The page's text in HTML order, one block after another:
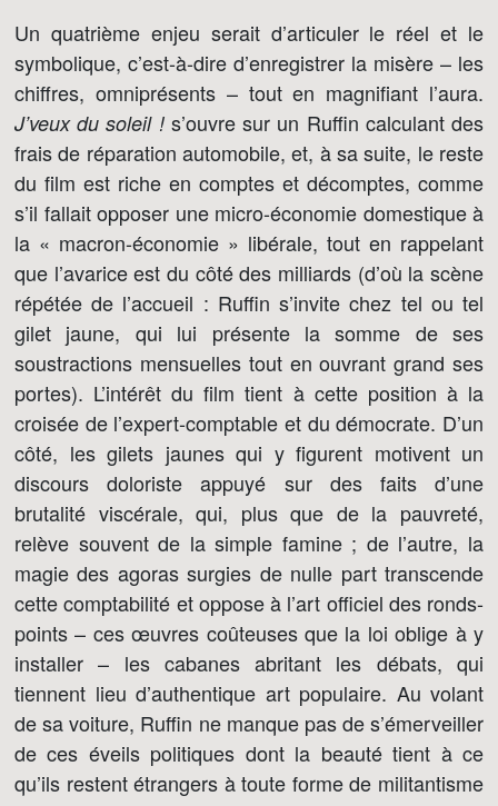
Un quatrième enjeu serait d’articuler le réel et le
symbolique, c’est-à-dire d’enregistrer la misère – les
chiffres, omniprésents – tout en magnifiant l’aura.
J’veux du soleil !s’ouvre sur un Ruffin calculant des
frais de réparation automobile, et, à sa suite, le reste
du film est riche en comptes et décomptes, comme
s’il fallait opposer une micro-économie domestique à
la « macron-économie » libérale, tout en rappelant
que l’avarice est du côté des milliards (d’où la scène
répétée de l’accueil : Ruffin s’invite chez tel ou tel
gilet jaune, qui lui présente la somme de ses
soustractions mensuelles tout en ouvrant grand ses
portes). L’intérêt du film tient à cette position à la
croisée de l’expert-comptable et du démocrate. D’un
côté, les gilets jaunes qui y figurent motivent un
discours doloriste appuyé sur des faits d’une
brutalité viscérale, qui, plus que de la pauvreté,
relève souvent de la simple famine ; de l’autre, la
magie des agoras surgies de nulle part transcende
cette comptabilité et oppose à l’art officiel des ronds-
points – ces œuvres coûteuses que la loi oblige à y
installer – les cabanes abritant les débats, qui
tiennent lieu d’authentique art populaire. Au volant
de sa voiture, Ruffin ne manque pas de s’émerveiller
de ces éveils politiques dont la beauté tient à ce
qu’ils restent étrangers à toute forme de militantisme